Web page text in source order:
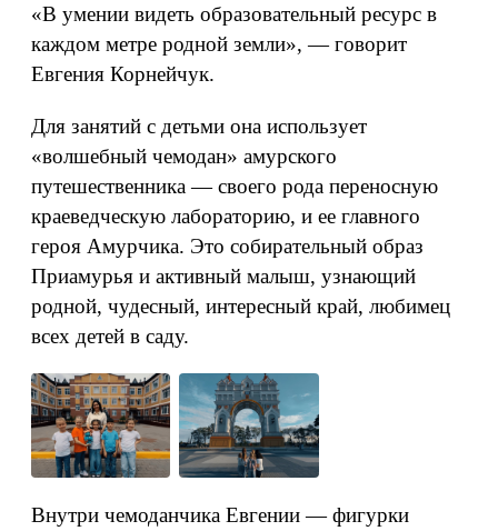
«В умении видеть образовательный ресурс в
каждом метре родной земли», — говорит
Евгения Корнейчук.
Для занятий с детьми она использует
«волшебный чемодан» амурского
путешественника — своего рода переносную
краеведческую лабораторию, и ее главного
героя Амурчика. Это собирательный образ
Приамурья и активный малыш, узнающий
родной, чудесный, интересный край, любимец
всех детей в саду.
Внутри чемоданчика Евгении — фигурки